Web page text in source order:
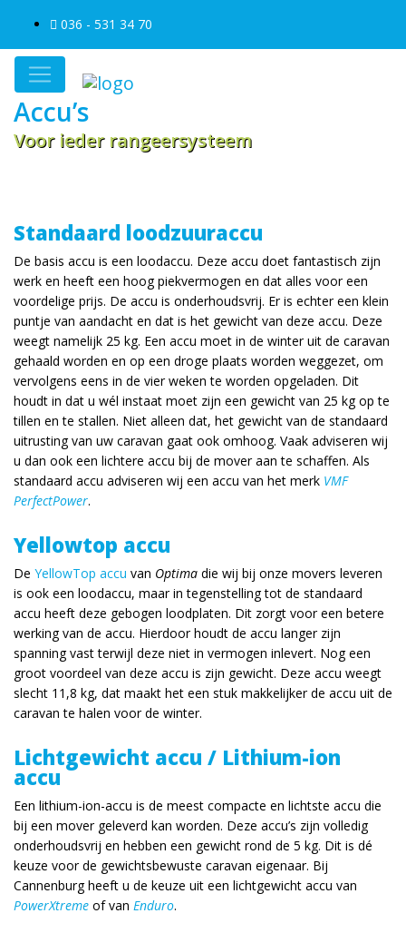
036 - 531 34 70
Accu’s
Voor ieder rangeersysteem
Standaard loodzuuraccu
De basis accu is een loodaccu. Deze accu doet fantastisch zijn
werk en heeft een hoog piekvermogen en dat alles voor een
voordelige prijs. De accu is onderhoudsvrij. Er is echter een klein
puntje van aandacht en dat is het gewicht van deze accu. Deze
weegt namelijk 25 kg. Een accu moet in de winter uit de caravan
gehaald worden en op een droge plaats worden weggezet, om
vervolgens eens in de vier weken te worden opgeladen. Dit
houdt in dat u wél instaat moet zijn een gewicht van 25 kg op te
tillen en te stallen. Niet alleen dat, het gewicht van de standaard
uitrusting van uw caravan gaat ook omhoog. Vaak adviseren wij
u dan ook een lichtere accu bij de mover aan te schaffen. Als
standaard accu adviseren wij een accu van het merk VMF
PerfectPower.
Yellowtop accu
De YellowTop accu van Optima die wij bij onze movers leveren
is ook een loodaccu, maar in tegenstelling tot de standaard
accu heeft deze gebogen loodplaten. Dit zorgt voor een betere
werking van de accu. Hierdoor houdt de accu langer zijn
spanning vast terwijl deze niet in vermogen inlevert. Nog een
groot voordeel van deze accu is zijn gewicht. Deze accu weegt
slecht 11,8 kg, dat maakt het een stuk makkelijker de accu uit de
caravan te halen voor de winter.
Lichtgewicht accu / Lithium-ion
accu
Een lithium-ion-accu is de meest compacte en lichtste accu die
bij een mover geleverd kan worden. Deze accu’s zijn volledig
onderhoudsvrij en hebben een gewicht rond de 5 kg. Dit is dé
keuze voor de gewichtsbewuste caravan eigenaar. Bij
Cannenburg heeft u de keuze uit een lichtgewicht accu van
PowerXtreme of van Enduro.